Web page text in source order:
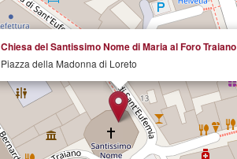
Chiesa del Santissimo Nome di Maria al Foro Traiano
Piazza della Madonna di Loreto